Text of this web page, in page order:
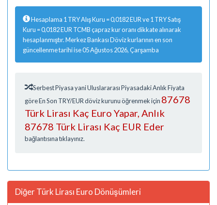
Hesaplama 1 TRY Alış Kuru = 0,0182 EUR ve 1 TRY Satış
Kuru = 0,0182 EUR TCMB çapraz kur oranı dikkate alınarak
hesaplanmıştır. Merkez Bankası Döviz kurlarının en son
güncellenme tarihi ise 05 Ağustos 2026, Çarşamba
Serbest Piyasa yani Uluslararası Piyasadaki Anlık Fiyata
göre En Son TRY/EUR döviz kurunu öğrenmek için 87678
Türk Lirası Kaç Euro Yapar, Anlık
87678 Türk Lirası Kaç EUR Eder
bağlantısına tıklayınız.
Diğer Türk Lirası Euro Dönüşümleri